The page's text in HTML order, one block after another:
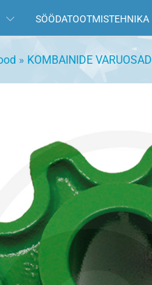
SÖÖDATOOTMISTEHNIKA
» KOMBAINIDE VARUOSAD